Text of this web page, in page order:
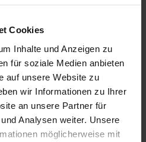
Cookies
Inhalte und Anzeigen zu
für soziale Medien anbieten
auf unsere Website zu
wir Informationen zu Ihrer
an unsere Partner für
Analysen weiter. Unsere
möglicherweise mit
zur Ansteuerung
Licht
Wind,
(Kombination von